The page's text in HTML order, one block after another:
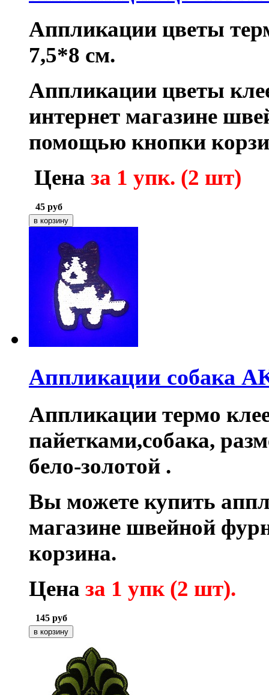
Аппликации цветы
7,5*8 см.
Аппликации цветы
интернет магазине
помощью кнопки
Цена за 1 упк. (2 шт)
45 руб
Аппликации собака
Аппликации термо
пайетками,собака,
бело-золотой .
Вы можете купить
магазине швейной
корзина.
Цена за 1 упк (2 шт).
145 руб